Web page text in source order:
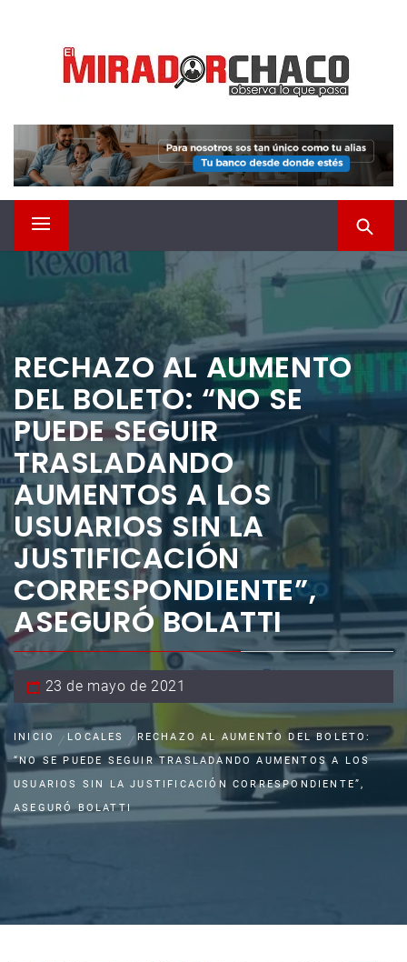
contenido
EL MIRADOR CHACO
Observá lo que pasa
Menú
principal
RECHAZO AL AUMENTO
DEL BOLETO: “NO SE
PUEDE SEGUIR
TRASLADANDO
AUMENTOS A LOS
USUARIOS SIN LA
JUSTIFICACIÓN
CORRESPONDIENTE”,
ASEGURÓ BOLATTI
23 de mayo de 2021
INICIO LOCALES
RECHAZO AL AUMENTO DEL BOLETO:
“NO SE PUEDE SEGUIR TRASLADANDO AUMENTOS A LOS
USUARIOS SIN LA JUSTIFICACIÓN CORRESPONDIENTE”,
ASEGURÓ BOLATTI